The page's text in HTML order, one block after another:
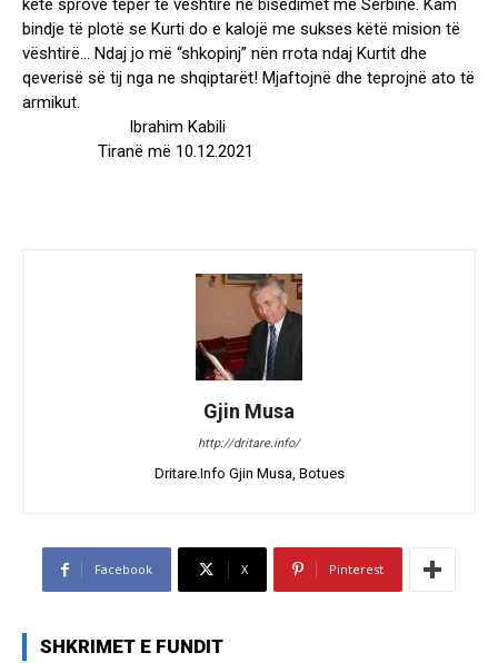
këtë sprovë tepër të vështirë në bisedimet me Serbinë. Kam
bindje të plotë se Kurti do e kalojë me sukses këtë mision të
vështirë… Ndaj jo më “shkopinj” nën rrota ndaj Kurtit dhe
qeverisë së tij nga ne shqiptarët! Mjaftojnë dhe teprojnë ato të
armikut.
Ibrahim Kabili
Tiranë më 10.12.2021
Gjin Musa
http://dritare.info/
Dritare.Info Gjin Musa, Botues
Facebook X Pinterest
SHKRIMET E FUNDIT